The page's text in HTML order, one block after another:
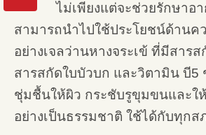
ไม่เพียงแต่จะช่วยรักษาอาก
สามารถนำไปใช้ประโยชน์ด้านค
อย่างเจลว่านหางจระเข้ ที่มีสาร
สารสกัดใบบัวบก และวิตามิน บี5
ชุ่มชื้นให้ผิว กระชับรูขุมขนและให้
อย่างเป็นธรรมชาติ ใช้ได้กับทุกส